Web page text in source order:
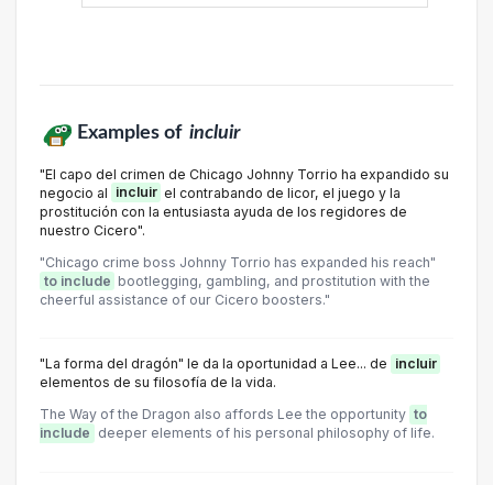
Examples of incluir
"El capo del crimen de Chicago Johnny Torrio ha expandido su
negocio al incluir el contrabando de licor, el juego y la
prostitución con la entusiasta ayuda de los regidores de
nuestro Cicero".
"Chicago crime boss Johnny Torrio has expanded his reach"
to include bootlegging, gambling, and prostitution with the
cheerful assistance of our Cicero boosters."
"La forma del dragón" le da la oportunidad a Lee... de incluir
elementos de su filosofía de la vida.
The Way of the Dragon also affords Lee the opportunity to
include deeper elements of his personal philosophy of life.